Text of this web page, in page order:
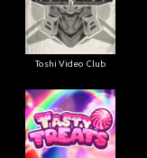
Toshi Video Club